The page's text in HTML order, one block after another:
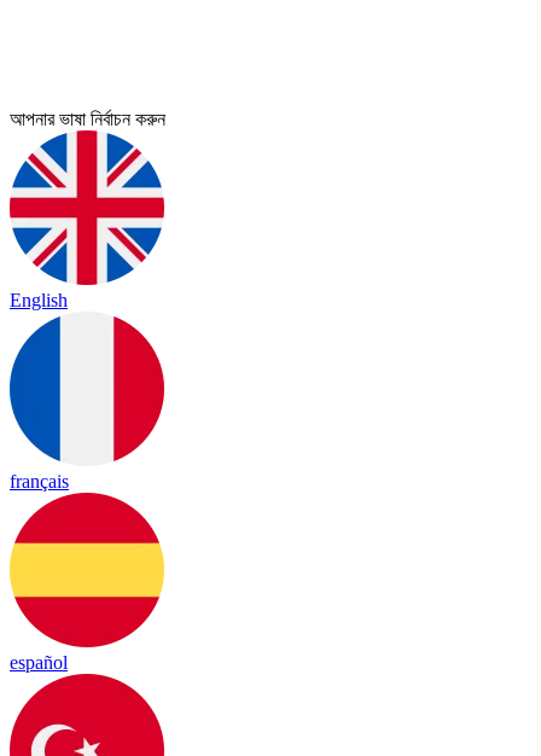
আপনার ভাষা নির্বাচন করুন
English
français
español